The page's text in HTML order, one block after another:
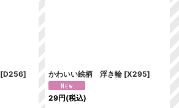
[D256] かわいい絵柄 浮き輪 [X295]
29円(税込)